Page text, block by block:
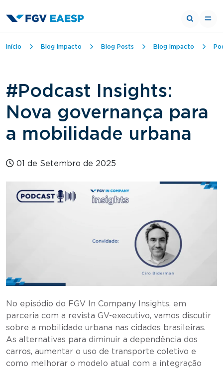
Trilha de navegação
Início Blog Impacto Blog Posts Blog Impacto
#Podcast Insights:
Nova governança para
a mobilidade urbana
01 de Setembro de 2025
No episódio do FGV In Company Insights, em
parceria com a revista GV-executivo, vamos discutir
sobre a mobilidade urbana nas cidades brasileiras.
As alternativas para diminuir a dependência dos
carros, aumentar o uso de transporte coletivo e
como melhorar o modelo atual com a integração